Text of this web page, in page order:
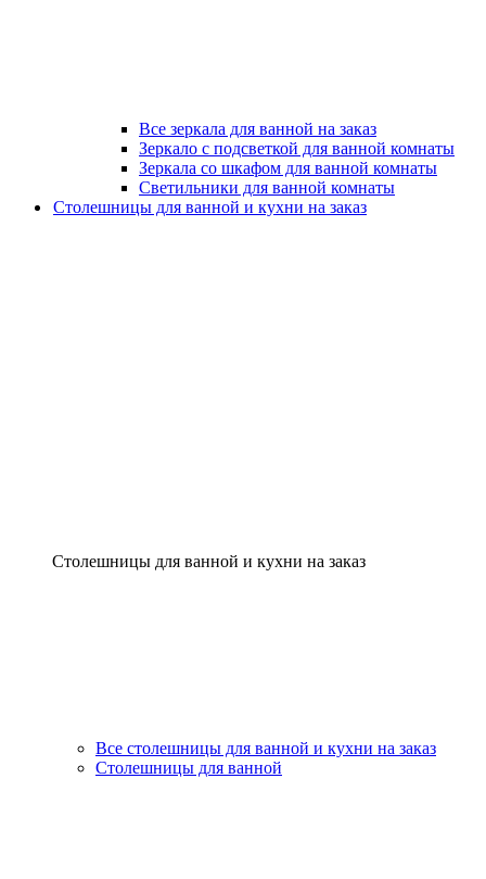
Все зеркала для ванной на заказ
Зеркало с подсветкой для ванной комнаты
Зеркала со шкафом для ванной комнаты
Светильники для ванной комнаты
Столешницы для ванной и кухни на заказ
Столешницы для ванной и кухни на заказ
Все столешницы для ванной и кухни на заказ
Столешницы для ванной